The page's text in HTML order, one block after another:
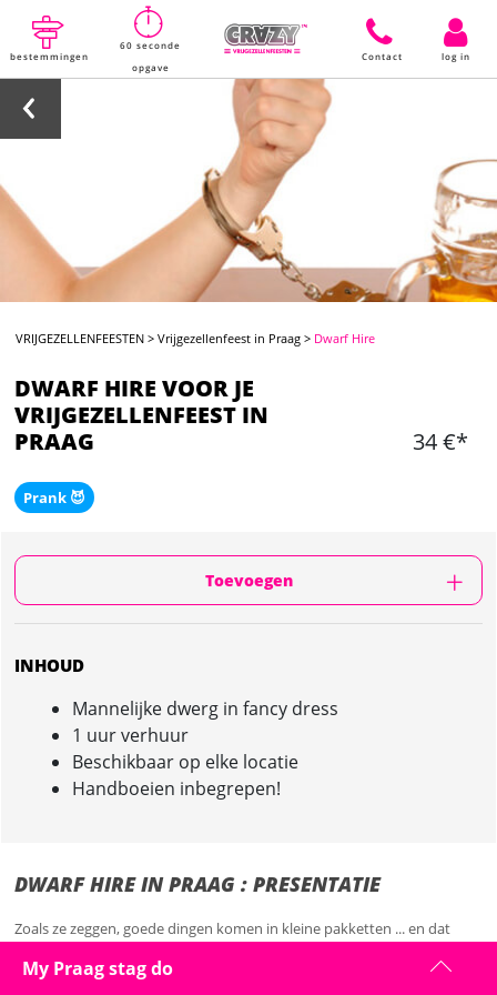
bestemmingen
60 seconde
opgave
Contact log in
VRIJGEZELLENFEESTEN >Vrijgezellenfeest in Praag > Dwarf Hire
DWARF HIRE VOOR JE
VRIJGEZELLENFEEST IN
PRAAG
34 €*
Prank 😈
Toevoegen
INHOUD
Mannelijke dwerg in fancy dress
1 uur verhuur
Beschikbaar op elke locatie
Handboeien inbegrepen!
DWARF HIRE IN PRAAG : PRESENTATIE
Zoals ze zeggen, goede dingen komen in kleine pakketten ... en dat
My Praag stag do